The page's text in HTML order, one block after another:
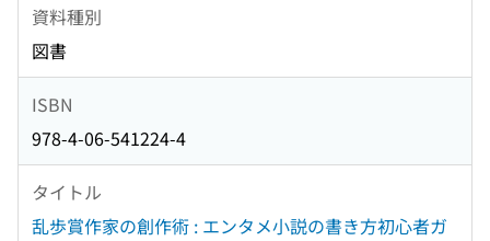
資料種別
図書
ISBN
978-4-06-541224-4
タイトル
乱歩賞作家の創作術 : エンタメ小説の書き方初心者ガ